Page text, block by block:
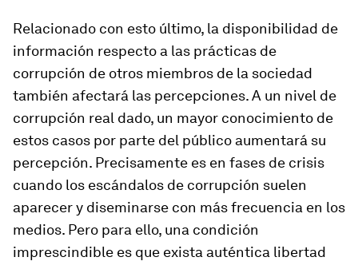
Relacionado con esto último, la disponibilidad de
información respecto a las prácticas de
corrupción de otros miembros de la sociedad
también afectará las percepciones. A un nivel de
corrupción real dado, un mayor conocimiento de
estos casos por parte del público aumentará su
percepción. Precisamente es en fases de crisis
cuando los escándalos de corrupción suelen
aparecer y diseminarse con más frecuencia en los
medios. Pero para ello, una condición
imprescindible es que exista auténtica libertad